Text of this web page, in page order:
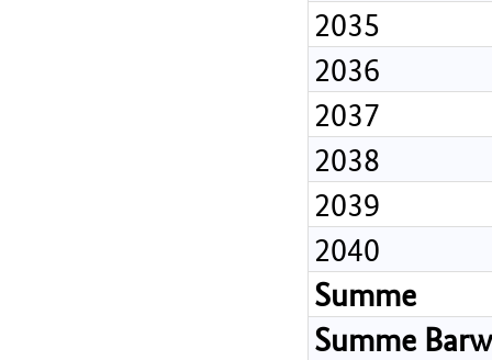
2035
2036
2037
2038
2039
2040
Summe
Summe